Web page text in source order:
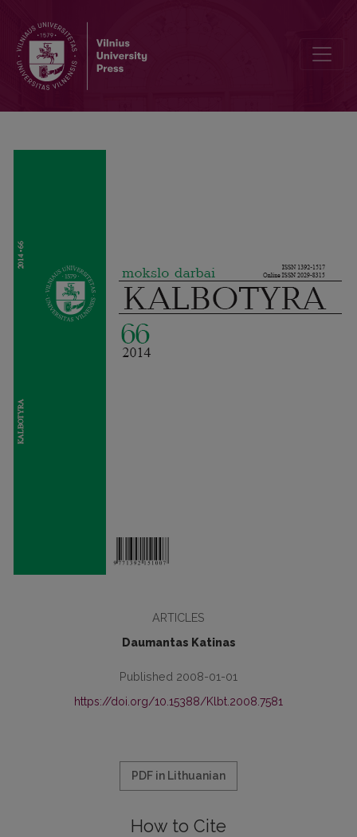
ARTICLES
Daumantas Katinas
Published 2008-01-01
https://doi.org/10.15388/Klbt.2008.7581
PDF in Lithuanian
How to Cite